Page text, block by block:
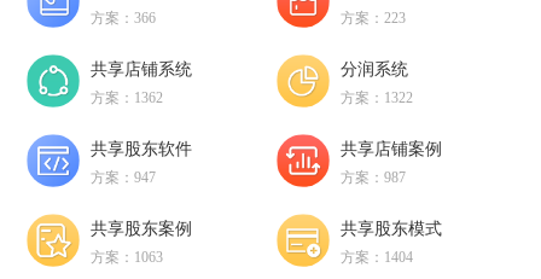
方案：366 方案：223
共享店铺系统
方案：1362
分润系统
方案：1322
共享股东软件
方案：947
共享店铺案例
方案：987
共享股东案例
方案：1063
共享股东模式
方案：1404